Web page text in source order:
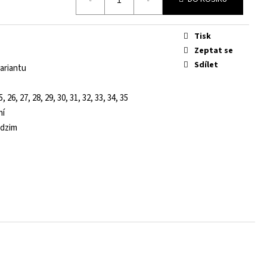
26, 27, 28, 29, 30, 31, 32, 33, 34, 35
Tisk
Zeptat se
Sdílet